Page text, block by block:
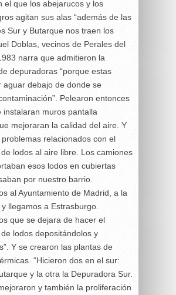
el que los abejarucos y los
agitan sus alas “además de las
Sur y Butarque nos traen los
Doblas, vecinos de Perales del
narra que admitieron la
depuradoras “porque estas
aguar debajo de donde se
Pelearon entonces
instalaran muros pantalla
mejoraran la calidad del aire. Y
relacionados con el
lodos al aire libre. Los camiones
esos lodos en cubiertas
por nuestro barrio.
al Ayuntamiento de Madrid, a la
llegamos a Estrasburgo.
que se dejara de hacer el
lodos depositándolos y
Y se crearon las plantas de
“Hicieron dos en el sur:
y la otra la Depuradora Sur.
y también la proliferación